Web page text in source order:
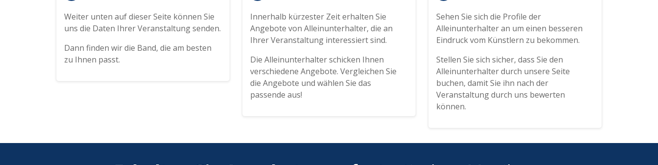
Weiter unten auf dieser Seite können Sie
uns die Daten Ihrer Veranstaltung senden.
Dann finden wir die Band, die am besten
zu Ihnen passt.
Innerhalb kürzester Zeit erhalten Sie
Angebote von Alleinunterhalter, die an
Ihrer Veranstaltung interessiert sind.
Die Alleinunterhalter schicken Ihnen
verschiedene Angebote. Vergleichen Sie
die Angebote und wählen Sie das
passende aus!
Sehen Sie sich die Profile der
Alleinunterhalter an um einen besseren
Eindruck vom Künstlern zu bekommen.
Stellen Sie sich sicher, dass Sie den
Alleinunterhalter durch unsere Seite
buchen, damit Sie ihn nach der
Veranstaltung durch uns bewerten
können.